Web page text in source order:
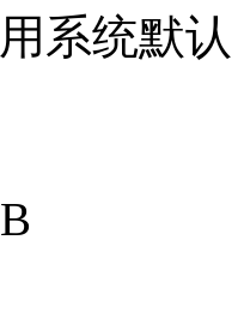
系统默认